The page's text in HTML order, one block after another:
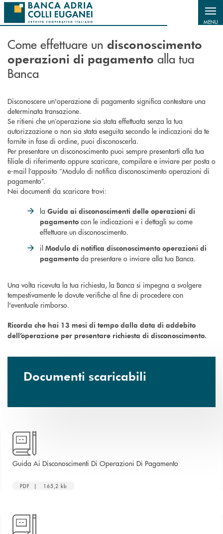
Salta al contenuto principale
MENU
Come effettuare un disconoscimento
operazioni di pagamento alla tua
Banca
Disconoscere un'operazione di pagamento significa contestare una
determinata transazione.
Se ritieni che un’operazione sia stata effettuata senza la tua
autorizzazione o non sia stata eseguita secondo le indicazioni da te
fornite in fase di ordine, puoi disconoscerla.
Per presentare un disconoscimento puoi sempre presentarti alla tua
filiale di riferimento oppure scaricare, compilare e inviare per posta o
e-mail l’apposito “Modulo di notifica disconoscimento operazioni di
pagamento”.
Nei documenti da scaricare trovi:
la Guida ai disconoscimenti delle operazioni di
pagamento con le indicazioni e i dettagli su come
effettuare un disconoscimento.
il Modulo di notifica disconoscimento operazioni di
pagamento da presentare o inviare alla tua Banca.
Una volta ricevuta la tua richiesta, la Banca si impegna a svolgere
tempestivamente le dovute verifiche al fine di procedere con
l'eventuale rimborso.
Ricorda che hai 13 mesi di tempo dalla data di addebito
dell’operazione per presentare richiesta di disconoscimento.
Documenti scaricabili
Guida Ai Disconoscimenti Di Operazioni Di Pagamentoapre una
PDF | 165,2 kb